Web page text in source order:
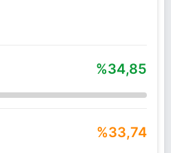
%34,85
%33,74